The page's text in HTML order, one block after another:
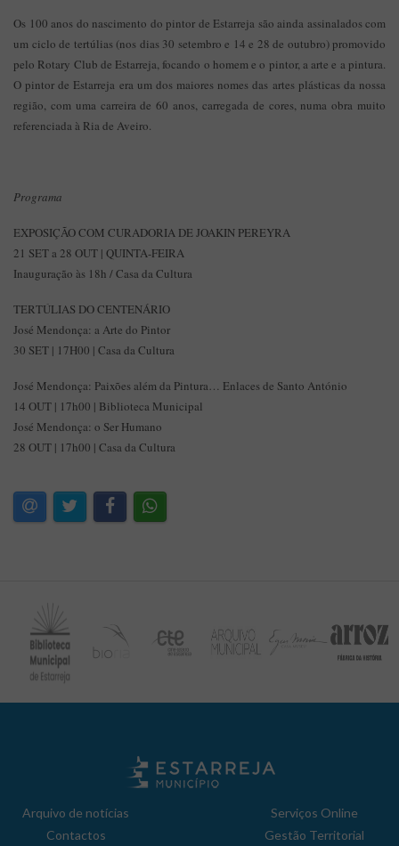
Os 100 anos do nascimento do pintor de Estarreja são ainda assinalados com
um ciclo de tertúlias (nos dias 30 setembro e 14 e 28 de outubro) promovido
pelo Rotary Club de Estarreja, focando o homem e o pintor, a arte e a pintura.
O pintor de Estarreja era um dos maiores nomes das artes plásticas da nossa
região, com uma carreira de 60 anos, carregada de cores, numa obra muito
referenciada à Ria de Aveiro.
Programa
EXPOSIÇÃO COM CURADORIA DE JOAKIN PEREYRA
21 SET a 28 OUT | QUINTA-FEIRA
Inauguração às 18h / Casa da Cultura
TERTÚLIAS DO CENTENÁRIO
José Mendonça: a Arte do Pintor
30 SET | 17H00 | Casa da Cultura
José Mendonça: Paixões além da Pintura… Enlaces de Santo António
14 OUT | 17h00 | Biblioteca Municipal
José Mendonça: o Ser Humano
28 OUT | 17h00 | Casa da Cultura
Arquivo de notícias
Contactos
Serviços Online
Gestão Territorial